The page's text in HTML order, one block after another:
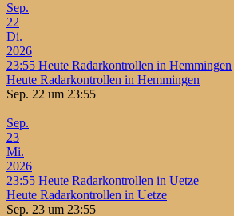
Sep.
22
Di.
2026
23:55 Heute Radarkontrollen in Hemmingen
Heute Radarkontrollen in Hemmingen
Sep. 22 um 23:55
Sep.
23
Mi.
2026
23:55 Heute Radarkontrollen in Uetze
Heute Radarkontrollen in Uetze
Sep. 23 um 23:55